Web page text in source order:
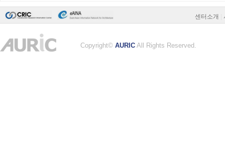
센터소개
Copyright© AURIC All Rights Reserved.